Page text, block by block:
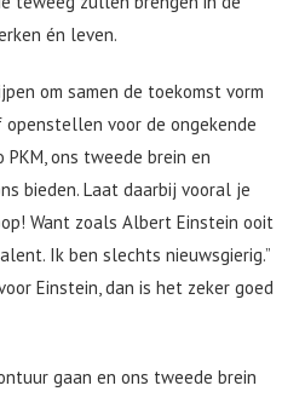
én leven.
om samen de toekomst vorm
voor de ongekende
ons tweede brein en
bieden. Laat daarbij vooral je
Want zoals Albert Einstein ooit
Ik ben slechts nieuwsgierig.”
Einstein, dan is het zeker goed
gaan en ons tweede brein